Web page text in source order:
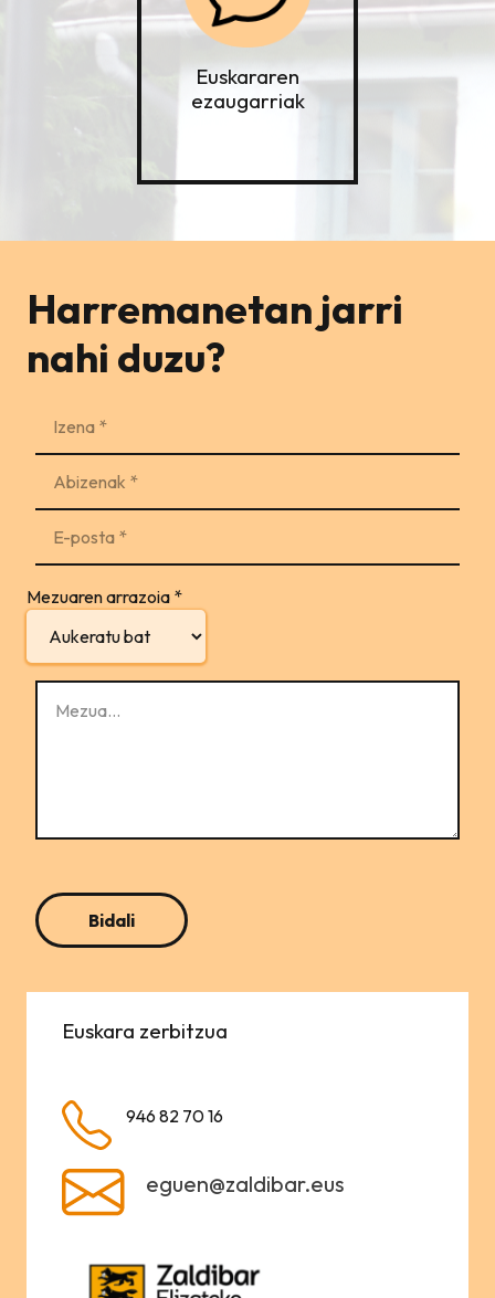
Euskararen
ezaugarriak
Harremanetan jarri
nahi duzu?
Mezuaren arrazoia *
Euskara zerbitzua
946 82 70 16
eguen@zaldibar.eus